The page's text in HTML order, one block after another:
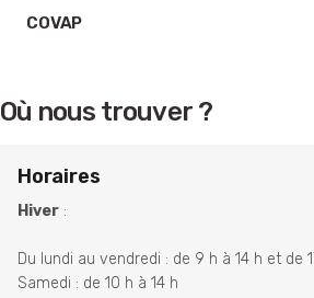
COVAP
Où nous trouver ?
Horaires
Hiver :
Du lundi au vendredi : de 9 h à 14 h et de
Samedi : de 10 h à 14 h